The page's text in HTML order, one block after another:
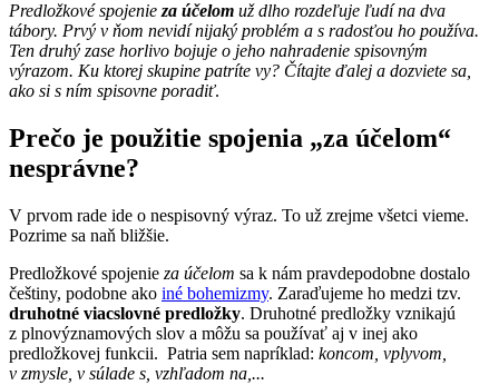
Predložkové spojenie za účelom už dlho rozdeľuje ľudí na dva
tábory. Prvý v ňom nevidí nijaký problém a s radosťou ho používa.
Ten druhý zase horlivo bojuje o jeho nahradenie spisovným
výrazom. Ku ktorej skupine patríte vy? Čítajte ďalej a dozviete sa,
ako si s ním spisovne poradiť.
Prečo je použitie spojenia „za účelom“
nesprávne?
V prvom rade ide o nespisovný výraz. To už zrejme všetci vieme.
Pozrime sa naň bližšie.
Predložkové spojenie za účelom sa k nám pravdepodobne dostalo
češtiny, podobne ako iné bohemizmy. Zaraďujeme ho medzi tzv.
druhotné viacslovné predložky. Druhotné predložky vznikajú
z plnovýznamových slov a môžu sa používať aj v inej ako
predložkovej funkcii. Patria sem napríklad: koncom, vplyvom,
v zmysle, v súlade s, vzhľadom na,...